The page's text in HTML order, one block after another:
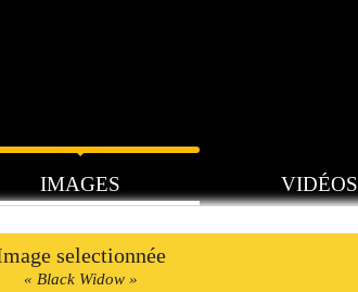
IMAGES VIDÉOS
selectionnée
« Black Widow »